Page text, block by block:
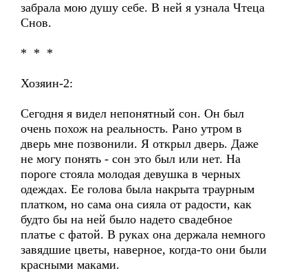
забрала мою душу себе. В ней я узнала Чтеца
Снов.
* * *
Хозяин-2:
Сегодня я видел непонятный сон. Он был
очень похож на реальность. Рано утром в
дверь мне позвонили. Я открыл дверь. Даже
не могу понять - сон это был или нет. На
пороге стояла молодая девушка в черных
одеждах. Ее голова была накрыта траурным
платком, но сама она сияла от радости, как
будто бы на ней было надето свадебное
платье с фатой. В руках она держала немного
завядшие цветы, наверное, когда-то они были
красными маками.